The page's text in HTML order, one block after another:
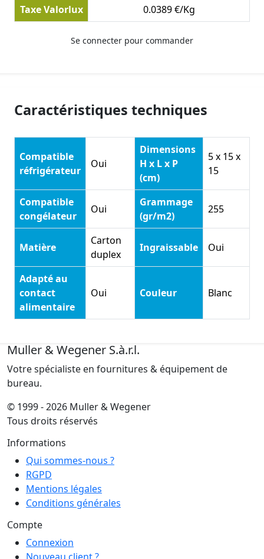
Taxe Valorlux
0.0389 €/Kg
Se connecter pour commander
Caractéristiques techniques
Compatible
réfrigérateur
Oui
Dimensions
H x L x P
(cm)
5 x 15 x
15
Compatible
congélateur
Oui
Grammage
(gr/m2)
255
Matière
Carton
duplex
Ingraissable Oui
Adapté au
contact
alimentaire
Oui Couleur Blanc
Muller & Wegener S.à.r.l.
Votre spécialiste en fournitures & équipement de
bureau.
© 1999 - 2026 Muller & Wegener
Tous droits réservés
Informations
Qui sommes-nous ?
RGPD
Mentions légales
Conditions générales
Compte
Connexion